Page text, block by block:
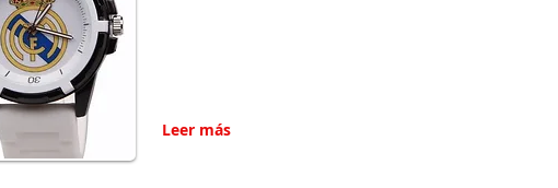
Leer más